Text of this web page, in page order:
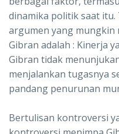
dinamika politik saat
argumen yang
Gibran adalah : Kinerja
Gibran tidak
menjalankan tugasnya
pandang penurunan
Bertulisan kontroversi